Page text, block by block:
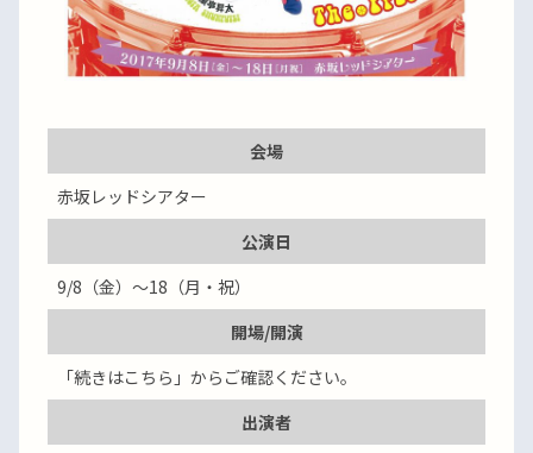
会場
赤坂レッドシアター
公演日
9/8（金）～18（月・祝）
開場/開演
「続きはこちら」からご確認ください。
出演者